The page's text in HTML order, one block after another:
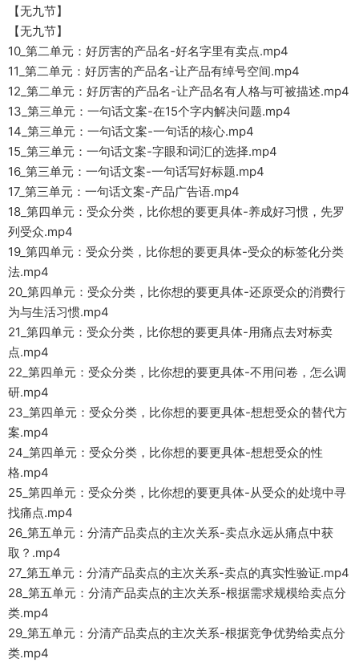
【无九节】
【无九节】
10_第二单元：好厉害的产品名-好名字里有卖点.mp4
11_第二单元：好厉害的产品名-让产品有绰号空间.mp4
12_第二单元：好厉害的产品名-让产品名有人格与可被描述.mp4
13_第三单元：一句话文案-在15个字内解决问题.mp4
14_第三单元：一句话文案-一句话的核心.mp4
15_第三单元：一句话文案-字眼和词汇的选择.mp4
16_第三单元：一句话文案-一句话写好标题.mp4
17_第三单元：一句话文案-产品广告语.mp4
18_第四单元：受众分类，比你想的要更具体-养成好习惯，先罗
列受众.mp4
19_第四单元：受众分类，比你想的要更具体-受众的标签化分类
法.mp4
20_第四单元：受众分类，比你想的要更具体-还原受众的消费行
为与生活习惯.mp4
21_第四单元：受众分类，比你想的要更具体-用痛点去对标卖
点.mp4
22_第四单元：受众分类，比你想的要更具体-不用问卷，怎么调
研.mp4
23_第四单元：受众分类，比你想的要更具体-想想受众的替代方
案.mp4
24_第四单元：受众分类，比你想的要更具体-想想受众的性
格.mp4
25_第四单元：受众分类，比你想的要更具体-从受众的处境中寻
找痛点.mp4
26_第五单元：分清产品卖点的主次关系-卖点永远从痛点中获
取？.mp4
27_第五单元：分清产品卖点的主次关系-卖点的真实性验证.mp4
28_第五单元：分清产品卖点的主次关系-根据需求规模给卖点分
类.mp4
29_第五单元：分清产品卖点的主次关系-根据竞争优势给卖点分
类.mp4